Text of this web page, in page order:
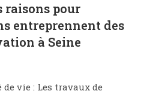
raisons pour
entreprennent des
à Seine
vie : Les travaux de